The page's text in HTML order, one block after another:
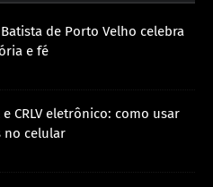
de Porto Velho celebra
e fé
e CRLV eletrônico: como usar
no celular